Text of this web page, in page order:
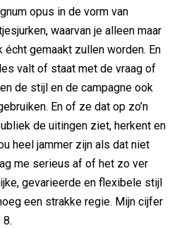
opus in de vorm van
waarvan je alleen maar
écht gemaakt zullen worden. En
valt of staat met de vraag of
de stijl en de campagne ook
En of ze dat op zo’n
de uitingen ziet, herkent en
heel jammer zijn als dat niet
me serieus af of het zo ver
gevarieerde en flexibele stijl
een strakke regie. Mijn cijfer